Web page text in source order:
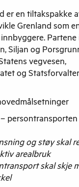
er en tiltakspakke
Grenland som
Partene
Siljan og
vegvesen,
og
persontransporten
og støy skal
arealbruk
skal skje